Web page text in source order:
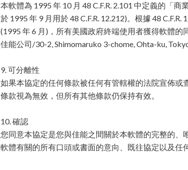
本軟體為 1995 年 10 月 48 C.F.R. 2.101 中定義的「
於 1995 年 9 月用於 48 C.F.R. 12.212)。根據 48
(1995 年 6 月)，所有美國政府終端使用者獲得軟體
佳能公司/30-2, Shimomaruko 3-chome, Ohta-ku,
9. 可分離性
如果本協定的任何條款被任何有管轄權的法院宣佈
條款視為無效，但所有其他條款仍保持有效。
10. 確認
您同意本協定是您與佳能之間關於本軟體的完整的
軟體有關的所有口頭或書面的意向、既往協定以及任